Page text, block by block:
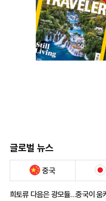
글로벌 뉴스
중국
희토류 다음은 광모듈…중국이 움